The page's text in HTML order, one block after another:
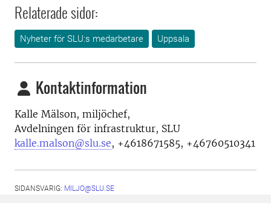
Relaterade sidor:
Nyheter för SLU:s medarbetare Uppsala
Kontaktinformation
Kalle Mälson, miljöchef,
Avdelningen för infrastruktur, SLU
kalle.malson@slu.se, +4618671585, +46760510341
SIDANSVARIG: MILJO@SLU.SE